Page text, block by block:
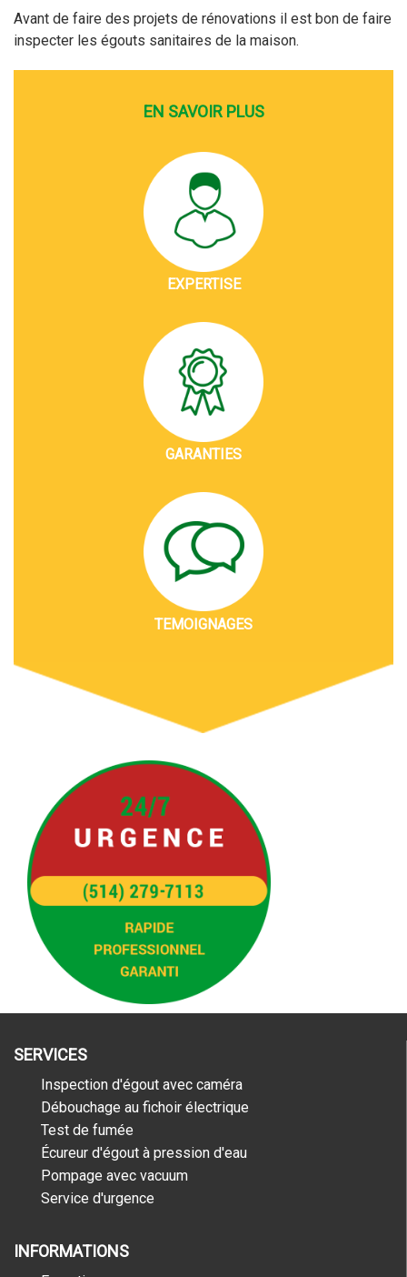
Avant de faire des projets de rénovations il est bon de faire
inspecter les égouts sanitaires de la maison.
EN SAVOIR PLUS
EXPERTISE
GARANTIES
TEMOIGNAGES
SERVICES
Inspection d'égout avec caméra
Débouchage au fichoir électrique
Test de fumée
Écureur d'égout à pression d'eau
Pompage avec vacuum
Service d'urgence
INFORMATIONS